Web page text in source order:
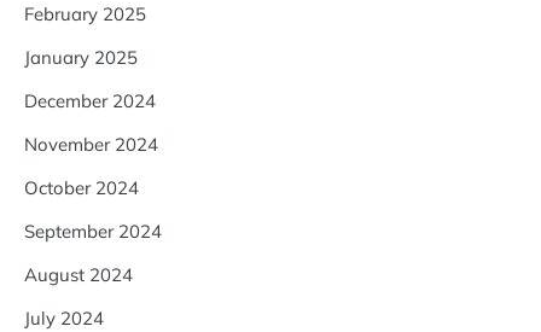
February 2025
January 2025
December 2024
November 2024
October 2024
September 2024
August 2024
July 2024